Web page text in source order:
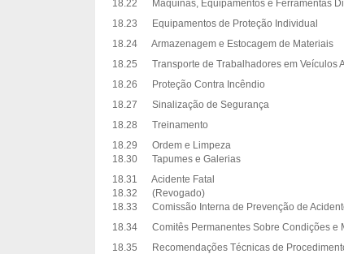
18.22 Máquinas, Equipamentos e Ferramentas
18.23 Equipamentos de Proteção Individual
18.24 Armazenagem e Estocagem de Materiais
18.25 Transporte de Trabalhadores em Veículos
18.26 Proteção Contra Incêndio
18.27 Sinalização de Segurança
18.28 Treinamento
18.29 Ordem e Limpeza
18.30 Tapumes e Galerias
18.31 Acidente Fatal
18.32 (Revogado)
18.33 Comissão Interna de Prevenção de
18.34 Comitês Permanentes Sobre Condições e
18.35 Recomendações Técnicas de